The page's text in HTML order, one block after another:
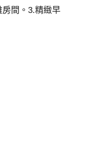
間。3.精緻早